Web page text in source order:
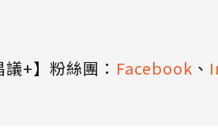
+】粉絲團： Facebook 、